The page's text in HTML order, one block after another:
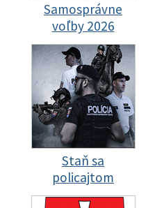
Samosprávne
voľby 2026
Staň sa
policajtom